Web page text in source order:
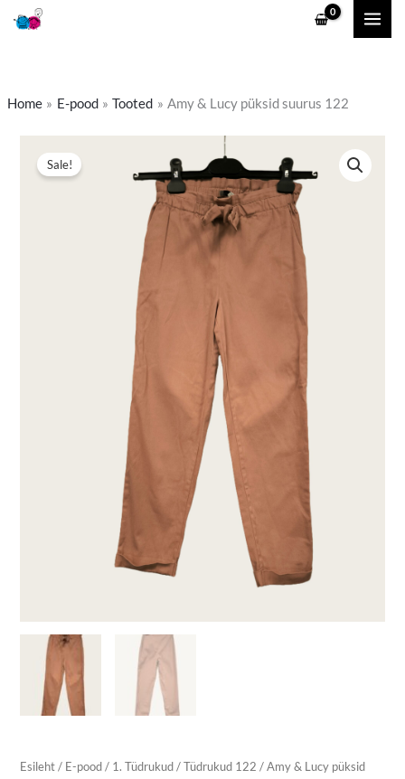
Skip
Home E-pood Tooted Amy & Lucy püksid suurus 122
Sale!
Esileht/ E-pood/ 1. Tüdrukud/Tüdrukud 122 / Amy & Lucy püksid
Algne
Praegune
hind
on:
4,90 €.